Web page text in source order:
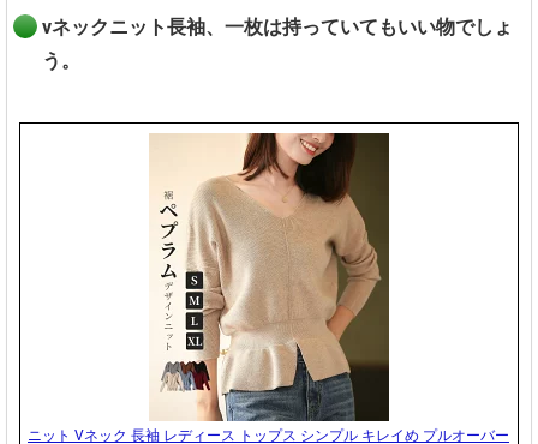
vネックニット長袖、一枚は持っていてもいい物でしょ
う。
ニット Vネック 長袖 レディース トップス シンプル キレイめ プルオーバー